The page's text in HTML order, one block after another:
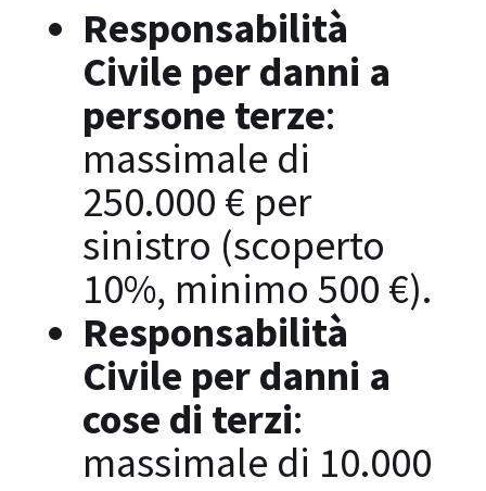
Responsabilità
Civile per danni a
persone terze:
massimale di
250.000 € per
sinistro (scoperto
10%, minimo 500 €).
Responsabilità
Civile per danni a
cose di terzi:
massimale di 10.000